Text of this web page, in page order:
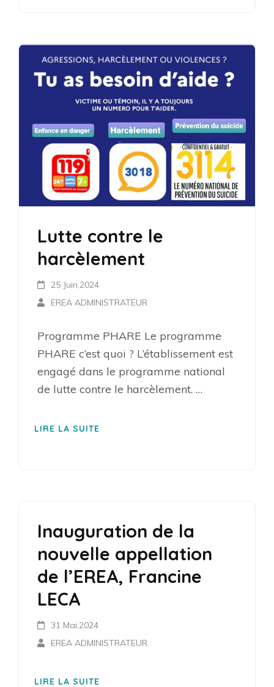
Lutte contre le
harcèlement
25 Juin,2024
EREA ADMINISTRATEUR
Programme PHARE Le programme
PHARE c’est quoi ? L’établissement est
engagé dans le programme national
de lutte contre le harcèlement. …
LIRE LA SUITE
Inauguration de la
nouvelle appellation
de l’EREA, Francine
LECA
31 Mai,2024
EREA ADMINISTRATEUR
LIRE LA SUITE